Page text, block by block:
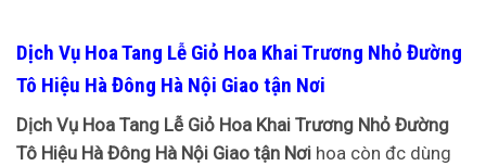
Dịch Vụ Hoa Tang Lễ Giỏ Hoa Khai Trương Nhỏ Đường
Tô Hiệu Hà Đông Hà Nội Giao tận Nơi
Dịch Vụ Hoa Tang Lễ Giỏ Hoa Khai Trương Nhỏ Đường
Tô Hiệu Hà Đông Hà Nội Giao tận Nơi hoa còn đc dùng